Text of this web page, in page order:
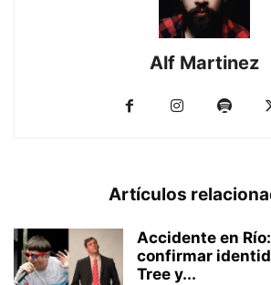
Alf Martinez
Artículos
Accidente en
confirmar
Tree y...